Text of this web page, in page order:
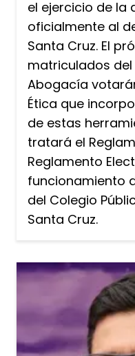
el ejercicio de la
oficialmente al
Santa Cruz. El
matriculados del
Abogacía
Ética que
de estas
tratará el
Reglamento
funcionamiento
del Colegio
Santa Cruz.